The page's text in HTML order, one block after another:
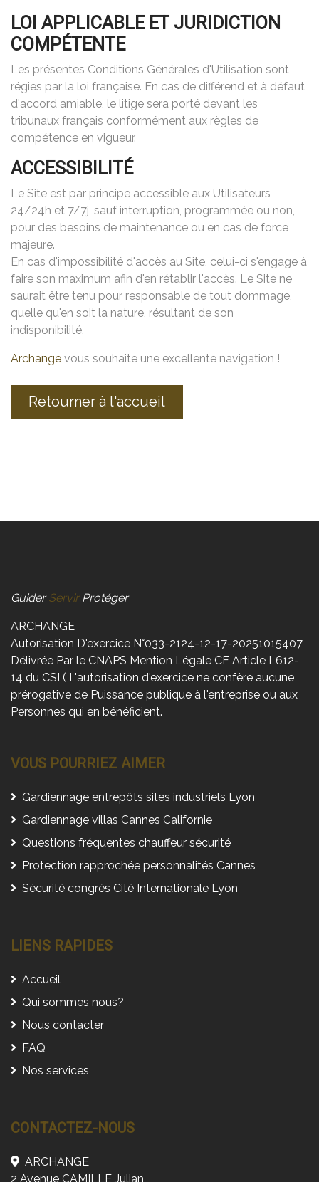
LOI APPLICABLE ET JURIDICTION
COMPÉTENTE
Les présentes Conditions Générales d'Utilisation sont
régies par la loi française. En cas de différend et à défaut
d'accord amiable, le litige sera porté devant les
tribunaux français conformément aux règles de
compétence en vigueur.
ACCESSIBILITÉ
Le Site est par principe accessible aux Utilisateurs
24/24h et 7/7j, sauf interruption, programmée ou non,
pour des besoins de maintenance ou en cas de force
majeure.
En cas d'impossibilité d'accès au Site, celui-ci s'engage à
faire son maximum afin d'en rétablir l'accès. Le Site ne
saurait être tenu pour responsable de tout dommage,
quelle qu'en soit la nature, résultant de son
indisponibilité.
Archange vous souhaite une excellente navigation !
Retourner à l'accueil
GuiderServir Protéger
ARCHANGE
Autorisation D'exercice N°033-2124-12-17-20251015407
Délivrée Par le CNAPS Mention Légale CF Article L612-
14 du CSI ( L'autorisation d'exercice ne confère aucune
prérogative de Puissance publique à l'entreprise ou aux
Personnes qui en bénéficient.
VOUS POURRIEZ AIMER
Gardiennage entrepôts sites industriels Lyon
Gardiennage villas Cannes Californie
Questions fréquentes chauffeur sécurité
Protection rapprochée personnalités Cannes
Sécurité congrès Cité Internationale Lyon
LIENS RAPIDES
Accueil
Qui sommes nous?
Nous contacter
FAQ
Nos services
CONTACTEZ-NOUS
ARCHANGE
2 Avenue CAMILLE Julian